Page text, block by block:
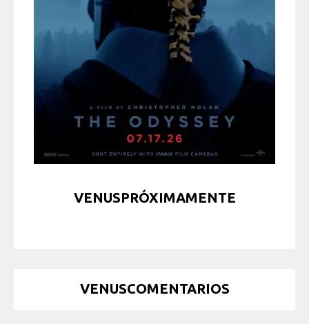
VENUSPRÓXIMAMENTE
VENUSCOMENTARIOS